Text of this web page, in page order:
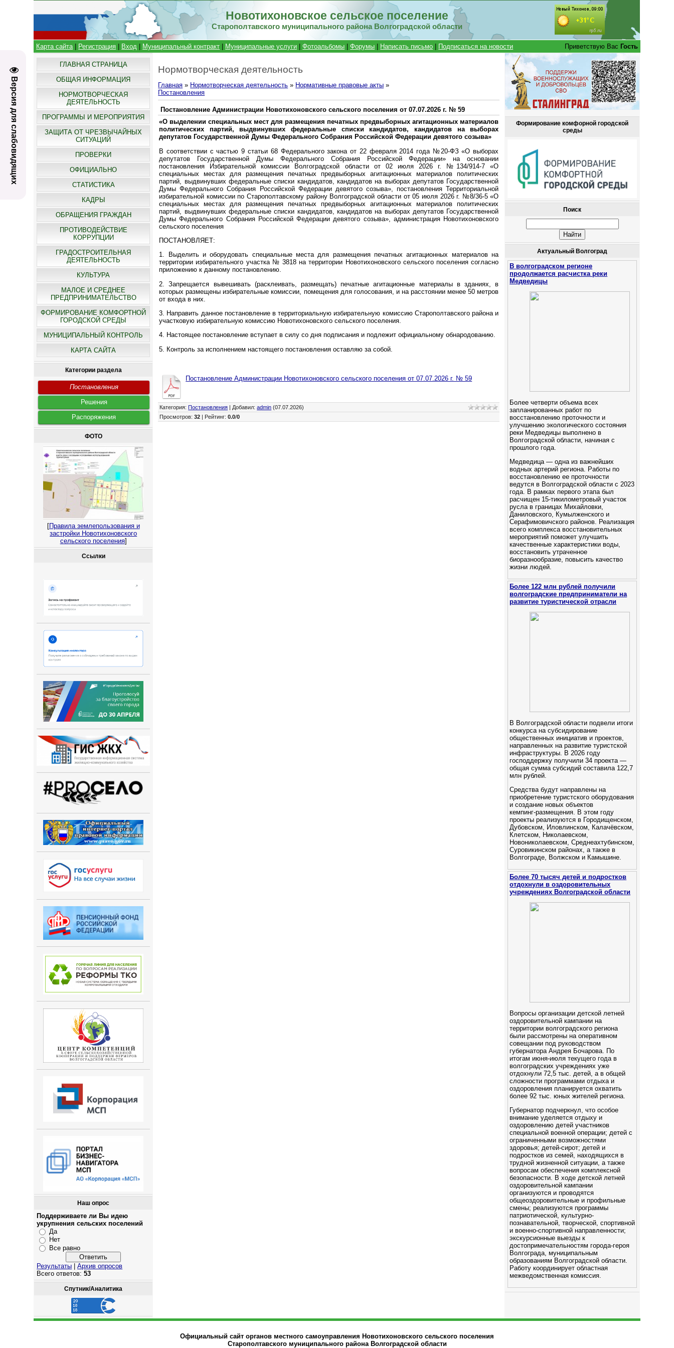
Версия для слабовидящих
Новотихоновское сельское поселение
Старополтавского муниципального района Волгоградской области
Карта сайта| Регистрация Вход Муниципальный контракт Муниципальные услуги |Фотоальбомы |Форумы Написать письмо Подписаться на новости Приветствую Вас Гость
ГЛАВНАЯ СТРАНИЦА
ОБЩАЯ ИНФОРМАЦИЯ
НОРМОТВОРЧЕСКАЯ
ДЕЯТЕЛЬНОСТЬ
ПРОГРАММЫ И МЕРОПРИЯТИЯ
ЗАЩИТА ОТ ЧРЕЗВЫЧАЙНЫХ
СИТУАЦИЙ
ПРОВЕРКИ
ОФИЦИАЛЬНО
СТАТИСТИКА
КАДРЫ
ОБРАЩЕНИЯ ГРАЖДАН
ПРОТИВОДЕЙСТВИЕ
КОРРУПЦИИ
ГРАДОСТРОИТЕЛЬНАЯ
ДЕЯТЕЛЬНОСТЬ
КУЛЬТУРА
МАЛОЕ И СРЕДНЕЕ
ПРЕДПРИНИМАТЕЛЬСТВО
ФОРМИРОВАНИЕ КОМФОРТНОЙ
ГОРОДСКОЙ СРЕДЫ
МУНИЦИПАЛЬНЫЙ КОНТРОЛЬ
КАРТА САЙТА
Категории раздела
Постановления
Решения
Распоряжения
ФОТО
[Правила землепользования и
застройки Новотихоновского
сельского поселения]
Ссылки
Наш опрос
Поддерживаете ли Вы идею
укрупнения сельских поселений
Да
Нет
Все равно
Результаты |Архив опросов
Всего ответов:53
Спутник/Аналитика
Нормотворческая деятельность
Главная » Нормотворческая деятельность » Нормативные правовые акты »
Постановления
Постановление Администрации Новотихоновского сельского поселения от 07.07.2026 г. № 59
«О выделении специальных мест для размещения печатных предвыборных агитационных материалов
политических партий, выдвинувших федеральные списки кандидатов, кандидатов на выборах
депутатов Государственной Думы Федерального Собрания Российской Федерации девятого созыва»
В соответствии с частью 9 статьи 68 Федерального закона от 22 февраля 2014 года №20-ФЗ «О выборах
депутатов Государственной Думы Федерального Собрания Российской Федерации» на основании
постановления Избирательной комиссии Волгоградской области от 02 июля 2026 г. №134/914-7 «О
специальных местах для размещения печатных предвыборных агитационных материалов политических
партий, выдвинувших федеральные списки кандидатов, кандидатов на выборах депутатов Государственной
Думы Федерального Собрания Российской Федерации девятого созыва», постановления Территориальной
избирательной комиссии по Старополтавскому району Волгоградской области от 05 июля 2026 г. №8/36-5 «О
специальных местах для размещения печатных предвыборных агитационных материалов политических
партий, выдвинувших федеральные списки кандидатов, кандидатов на выборах депутатов Государственной
Думы Федерального Собрания Российской Федерации девятого созыва», администрация Новотихоновского
сельского поселения
ПОСТАНОВЛЯЕТ:
1. Выделить и оборудовать специальные места для размещения печатных агитационных материалов на
территории избирательного участка № 3818 на территории Новотихоновского сельского поселения согласно
приложению к данному постановлению.
2. Запрещается вывешивать (расклеивать, размещать) печатные агитационные материалы в зданиях, в
которых размещены избирательные комиссии, помещения для голосования, и на расстоянии менее 50 метров
от входа в них.
3. Направить данное постановление в территориальную избирательную комиссию Старополтавского района и
участковую избирательную комиссию Новотихоновского сельского поселения.
4. Настоящее постановление вступает в силу со дня подписания и подлежит официальному обнародованию.
5. Контроль за исполнением настоящего постановления оставляю за собой.
Постановление Администрации Новотихоновского сельского поселения от 07.07.2026 г. № 59
Категория: Постановления Добавил:admin (07.07.2026)
Просмотров:32 Рейтинг:0.0/0
Формирование комфорной городской
среды
Поиск
Актуальный Волгоград
В волгоградском регионе
продолжается расчистка реки
Медведицы
Более четверти объема всех
запланированных работ по
восстановлению проточности и
улучшению экологического состояния
реки Медведицы выполнено в
Волгоградской области, начиная с
прошлого года.
Медведица — одна из важнейших
водных артерий региона. Работы по
восстановлению ее проточности
ведутся в Волгоградской области с 2023
года. В рамках первого этапа был
расчищен 15-тикилометровый участок
русла в границах Михайловки,
Даниловского, Кумылженского и
Серафимовичского районов. Реализация
всего комплекса восстановительных
мероприятий поможет улучшить
качественные характеристики воды,
восстановить утраченное
биоразнообразие, повысить качество
жизни людей.
Более 122 млн рублей получили
волгоградские предприниматели на
развитие туристической отрасли
В Волгоградской области подвели итоги
конкурса на субсидирование
общественных инициатив и проектов,
направленных на развитие туристской
инфраструктуры. В 2026 году
господдержку получили 34 проекта —
общая сумма субсидий составила 122,7
млн рублей.
Средства будут направлены на
приобретение туристского оборудования
и создание новых объектов
кемпинг‑размещения. В этом году
проекты реализуются в Городищенском,
Дубовском, Иловлинском, Калачёвском,
Клетском, Николаевском,
Новониколаевском, Среднеахтубинском,
Суровикинском районах, а также в
Волгограде, Волжском и Камышине.
Более 70 тысяч детей и подростков
отдохнули в оздоровительных
учреждениях Волгоградской области
Вопросы организации детской летней
оздоровительной кампании на
территории волгоградского региона
были рассмотрены на оперативном
совещании под руководством
губернатора Андрея Бочарова. По
итогам июня-июля текущего года в
волгоградских учреждениях уже
отдохнули 72,5 тыс. детей, а в общей
сложности программами отдыха и
оздоровления планируется охватить
более 92 тыс. юных жителей региона.
Губернатор подчеркнул, что особое
внимание уделяется отдыху и
оздоровлению детей участников
специальной военной операции; детей с
ограниченными возможностями
здоровья; детей-сирот; детей и
подростков из семей, находящихся в
трудной жизненной ситуации, а также
вопросам обеспечения комплексной
безопасности. В ходе детской летней
оздоровительной кампании
организуются и проводятся
общеоздоровительные и профильные
смены; реализуются программы
патриотической, культурно-
познавательной, творческой, спортивной
и военно-спортивной направленности;
экскурсионные выезды к
достопримечательностям города-героя
Волгограда, муниципальным
образованиям Волгоградской области.
Работу координирует областная
межведомственная комиссия.
Официальный сайт органов местного самоуправления Новотихоновского сельского поселения
Старополтавского муниципального района Волгоградской области